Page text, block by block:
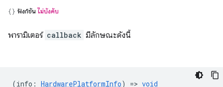
ฟังก์ชัน ไม่บังคับ
พารามิเตอร์ callback มีลักษณะดังนี้
(info : HardwarePlatformInfo) => void